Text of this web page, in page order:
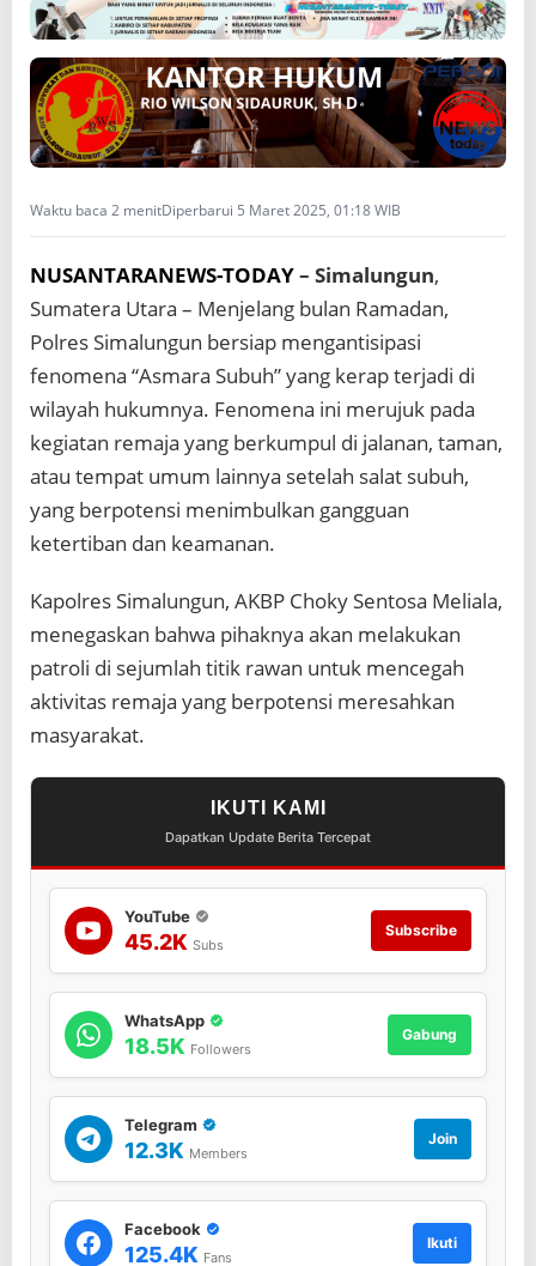
g
a
n
T
o
k
o
M
y
r
a
a
t
e
g
h
"
m
a
r
a
S
u
h
Waktu baca 2 menitDiperbarui 5 Maret 2025, 01:18 WIB
NUSANTARANEWS-TODAY– Simalungun,
Sumatera Utara – Menjelang bulan Ramadan,
Polres Simalungun bersiap mengantisipasi
fenomena “Asmara Subuh” yang kerap terjadi di
wilayah hukumnya. Fenomena ini merujuk pada
kegiatan remaja yang berkumpul di jalanan, taman,
atau tempat umum lainnya setelah salat subuh,
yang berpotensi menimbulkan gangguan
ketertiban dan keamanan.
Kapolres Simalungun, AKBP Choky Sentosa Meliala,
menegaskan bahwa pihaknya akan melakukan
patroli di sejumlah titik rawan untuk mencegah
aktivitas remaja yang berpotensi meresahkan
masyarakat.
IKUTI KAMI
Dapatkan Update Berita Tercepat
YouTube
45.2K Subs
Subscribe
WhatsApp
18.5K Followers
Gabung
Telegram
12.3K Members
Join
Facebook
125.4K Fans
Ikuti